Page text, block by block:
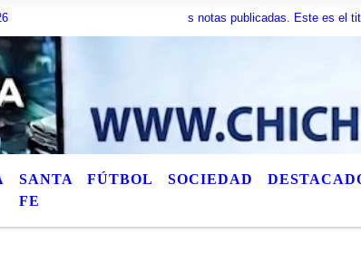
Ãºltimos tÃ­tulos de las notas publicadas. Este es el titulo de
SANTA
FE
FÚTBOL SOCIEDAD